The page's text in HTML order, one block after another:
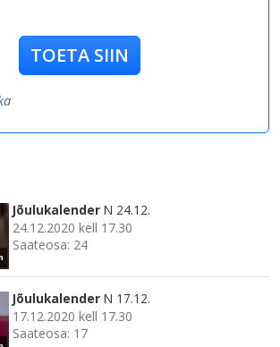
TOETA SIIN
Jõulukalender N 24.12.
24.12.2020 kell 17.30
Saateosa: 24
Jõulukalender N 17.12.
17.12.2020 kell 17.30
Saateosa: 17